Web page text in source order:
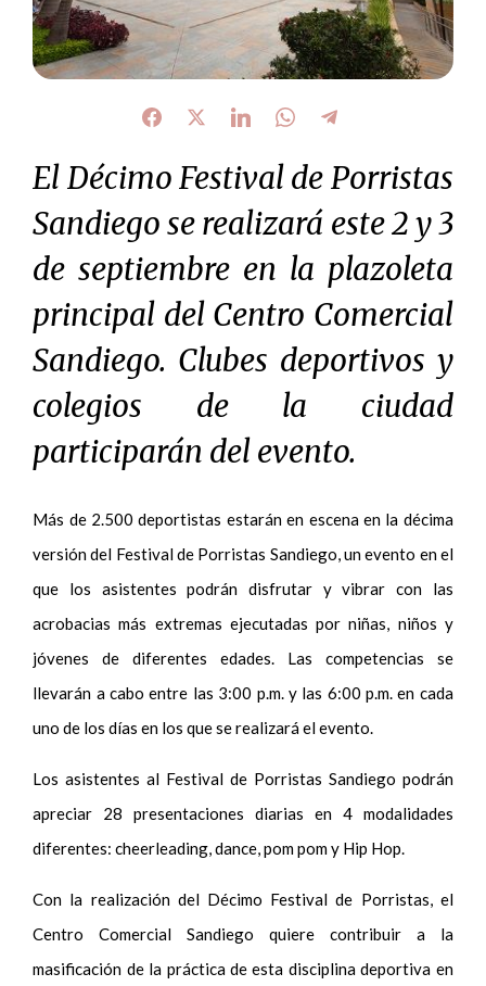
El Décimo Festival de Porristas
Sandiego se realizará este 2 y 3
de septiembre en la plazoleta
principal del Centro Comercial
Sandiego. Clubes deportivos y
colegios de la ciudad
participarán del evento.
Más de 2.500 deportistas estarán en escena en la décima
versión del Festival de Porristas Sandiego, un evento en el
que los asistentes podrán disfrutar y vibrar con las
acrobacias más extremas ejecutadas por niñas, niños y
jóvenes de diferentes edades. Las competencias se
llevarán a cabo entre las 3:00 p.m. y las 6:00 p.m. en cada
uno de los días en los que se realizará el evento.
Los asistentes al Festival de Porristas Sandiego podrán
apreciar 28 presentaciones diarias en 4 modalidades
diferentes: cheerleading, dance, pom pom y Hip Hop.
Con la realización del Décimo Festival de Porristas, el
Centro Comercial Sandiego quiere contribuir a la
masificación de la práctica de esta disciplina deportiva en